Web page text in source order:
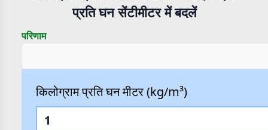
प्रति घन सेंटीमीटर में बदलें
परिणाम
किलोग्राम प्रति घन मीटर (kg/m³)